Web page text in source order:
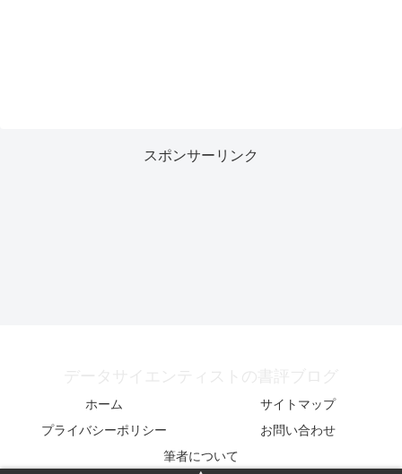
スポンサーリンク
ホーム
サイトマップ
プライバシーポリシー
お問い合わせ
筆者について